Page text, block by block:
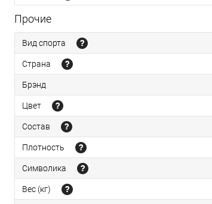
Прочие
Вид спорта
Страна
Брэнд
Цвет
Состав
Плотность
Символика
Вес (кг)